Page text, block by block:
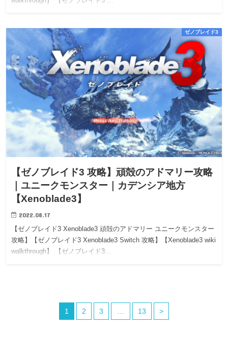
ゼノブレイド3
【ゼノブレイド3 攻略】頑殻のアドマリー攻略
｜ユニークモンスター｜カデンシア地方
【Xenoblade3】
2022.08.17
【ゼノブレイド3 Xenoblade3 頑殻のアドマリー ユニークモンスター
攻略】【ゼノブレイド3 Xenoblade3 Switch 攻略】【Xenoblade3 wiki
walkthrough】 【ゼノブレイド3…
1 2 3 13 >